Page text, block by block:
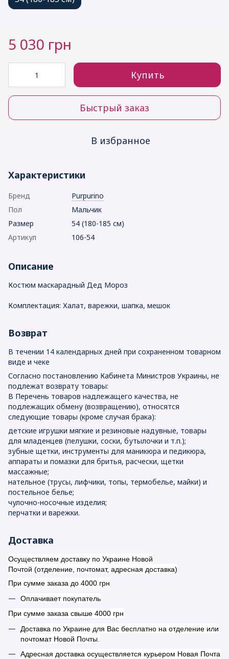
5 030 грн
Купить
Быстрый заказ
В избранное
Характеристики
Бренд
Purpurino
Пол
Мальчик
Размер
54 (180-185 см)
Артикул
106-54
Описание
Костюм маскарадный Дед Мороз
Комплектация: Халат, варежки, шапка, мешок
Возврат
В течении 14 календарных дней при сохраненном товарном
виде и чеке
Согласно постановлению Кабинета Министров Украины, не
подлежат возврату товары:
В Перечень товаров надлежащего качества, не
подлежащих обмену (возвращению), относятся
следующие товары (кроме случая брака):
детские игрушки мягкие и резиновые надувные, товары
для младенцев (пелушки, соски, бутылочки и т.п.);
зубные щетки, инструменты для маникюра и педикюра,
аппараты и помазки для бритья, расчески, щетки
массажные;
нательное (трусы, лифчики, топы, термобелье, майки) и
постельное белье;
чулочно-носочные изделия;
перчатки и варежки.
Доставка
Осуществляем доставку по Украине Новой
Почтой (отделение, почтомат, адресная доставка)
При сумме заказа до 4000 грн
Оплачивает покупатель
При сумме заказа свыше 4000 грн
Доставка по Украине для Вас бесплатно на отделение или
почтомат Новой Почты.
Адресная доставка осуществляется курьером Новая Почта